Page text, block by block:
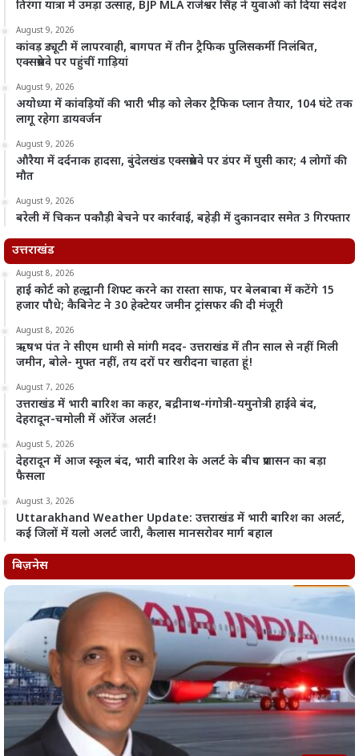
तिरंगा यात्रा में उमड़ा उत्साह, BJP MLA राजेश्वर सिंह ने युवाओं को दिया संदेश
August 9, 2026
कांवड़ ड्यूटी में लापरवाही, बागपत में तीन ट्रैफिक पुलिसकर्मी निलंबित,
एक्सप्रेसवे पर पहुंचीं गाड़ियां
August 9, 2026
अयोध्या में कांवड़ियों की भारी भीड़ को लेकर ट्रैफिक प्लान तैयार, 104 घंटे तक
लागू रहेगा डायवर्जन
August 9, 2026
औरैया में दर्दनाक हादसा, बुंदेलखंड एक्सप्रेसवे पर डंपर में घुसी कार; 4 लोगों की
मौत
August 9, 2026
बरेली में चिकन पकौड़ी बेचने पर कार्रवाई, बहेड़ी में दुकानदार समेत 3 गिरफ्तार
उत्तराखंड
August 8, 2026
हाई कोर्ट को हल्द्वानी शिफ्ट करने का रास्ता साफ, पर बेलबाबा में कटेंगे 15
हजार पौधे; कैबिनेट ने 30 हेक्टेयर जमीन ट्रांसफर की दी मंजूरी
August 8, 2026
ऋषभ पंत ने सीएम धामी से मांगी मदद- उत्तराखंड में तीन साल से नहीं मिली
जमीन, बोले- मुफ्त नहीं, तय दरों पर खरीदना चाहता हूं!
August 7, 2026
उत्तराखंड में भारी बारिश का कहर, बद्रीनाथ-गंगोत्री-यमुनोत्री हाईवे बंद,
देहरादून-चमोली में ऑरेंज अलर्ट!
August 5, 2026
देहरादून में आज स्कूल बंद, भारी बारिश के अलर्ट के बीच प्रशासन का बड़ा
फैसला
August 3, 2026
Uttarakhand Weather Update: उत्तराखंड में भारी बारिश का अलर्ट,
कई जिलों में यलो अलर्ट जारी, कैलास मानसरोवर मार्ग बहाल
बिज़नेस